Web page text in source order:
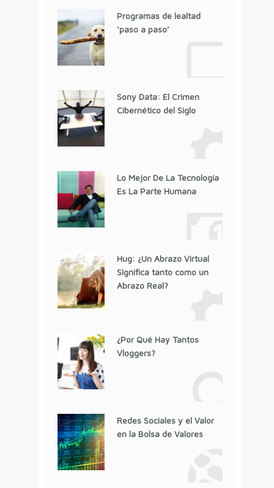
Programas de lealtad
‘paso a paso’
Sony Data: El Crimen
Cibernético del Siglo
Lo Mejor De La Tecnología
Es La Parte Humana
Hug: ¿Un Abrazo Virtual
Significa tanto como un
Abrazo Real?
¿Por Qué Hay Tantos
Vloggers?
Redes Sociales y el Valor
en la Bolsa de Valores